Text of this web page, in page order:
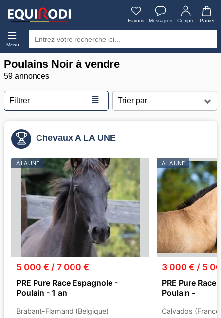
Favoris Messages Compte Panier
Menu
Poulains Noir à vendre
59 annonces
Filtrer ≣
Chevaux A LA UNE
A LA UNE
5 000 € / 7 000 €
PRE Pure Race Espagnole -
Poulain - 1 an
Brabant-Flamand (Belgique)
A LA UNE
3 000 € / 5
PRE Pure
Poulain -
Calvados